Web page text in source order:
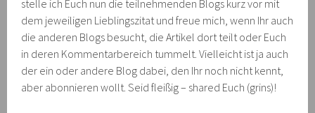
stelle ich Euch nun die teilnehmenden Blogs kurz vor mit
dem jeweiligen Lieblingszitat und freue mich, wenn Ihr auch
die anderen Blogs besucht, die Artikel dort teilt oder Euch
in deren Kommentarbereich tummelt. Vielleicht ist ja auch
der ein oder andere Blog dabei, den Ihr noch nicht kennt,
aber abonnieren wollt. Seid fleißig – shared Euch (grins)!